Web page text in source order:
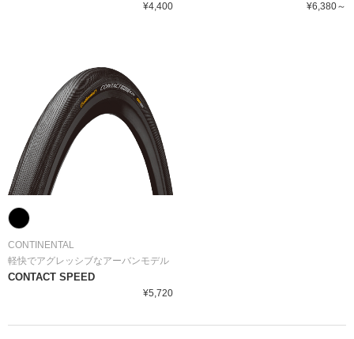
¥4,400 ¥6,380～
CONTINENTAL
軽快でアグレッシブなアーバンモデル
CONTACT SPEED
¥5,720